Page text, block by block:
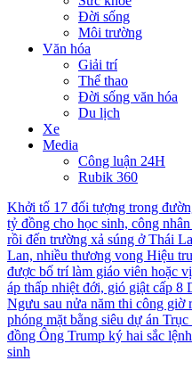
Đời sống
Môi trường
Văn hóa
Giải trí
Thể thao
Đời sống văn hóa
Du lịch
Xe
Media
Công luận 24H
Rubik 360
Khởi tố 17 đối tượng trong
tỷ đồng cho học sinh, công nhân
rồi đến trường xả súng ở Thái
Lan, nhiều thương vong Hiệu
được bố trí làm giáo viên hoặc
áp thấp nhiệt đới, gió giật cấp 8
Ngưu sau nửa năm thi công giờ
phóng mặt bằng siêu dự án
đồng Ông Trump ký hai sắc
sinh